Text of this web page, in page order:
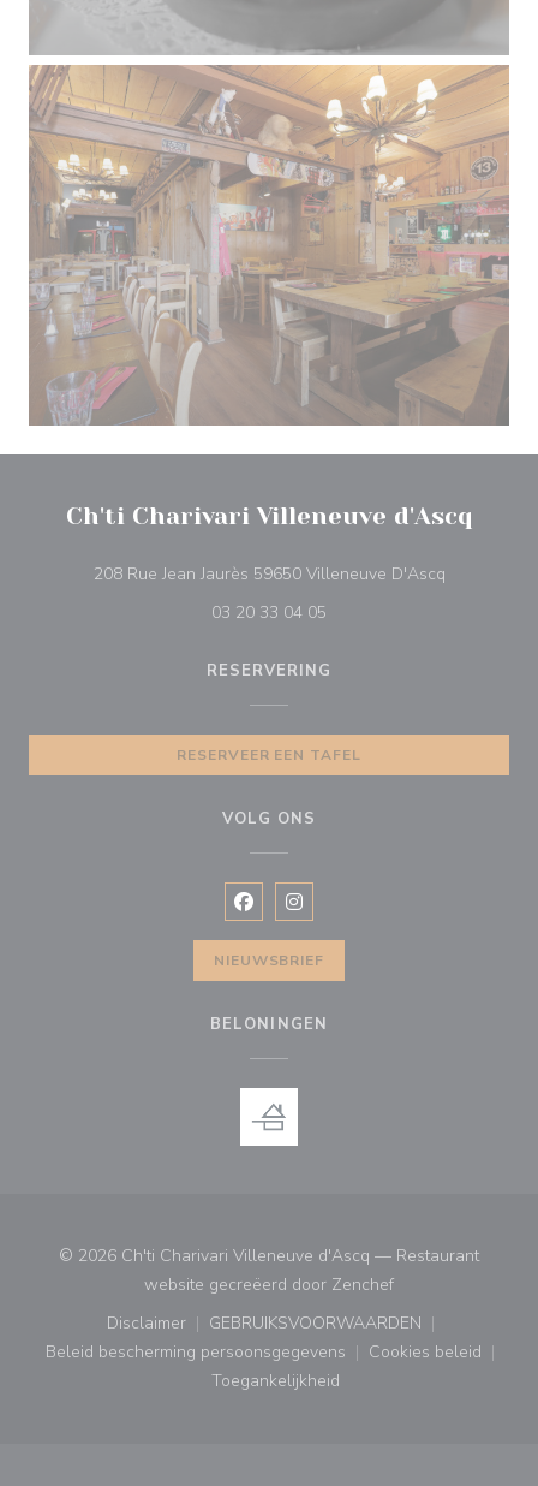
Ch'ti Charivari Villeneuve d'Ascq
208 Rue Jean Jaurès 59650 Villeneuve D'Ascq((opent in
03 20 33 04 05
RESERVERING
RESERVEER EEN TAFEL
VOLG ONS
Facebook ((opent in een nieuw
Instagram ((opent in een
NIEUWSBRIEF
BELONINGEN
© 2026 Ch'ti Charivari Villeneuve d'Ascq — Restaurant
website gecreëerd door Zenchef((opent in een
Disclaimer
((opent in een nieuw venster))
GEBRUIKSVOORWAARDEN
((opent in een nieuw
Beleid bescherming persoonsgegevens
((opent in een nieuw venster))
Cookies beleid
((opent in
Toegankelijkheid
((opent in een nieuw venster))